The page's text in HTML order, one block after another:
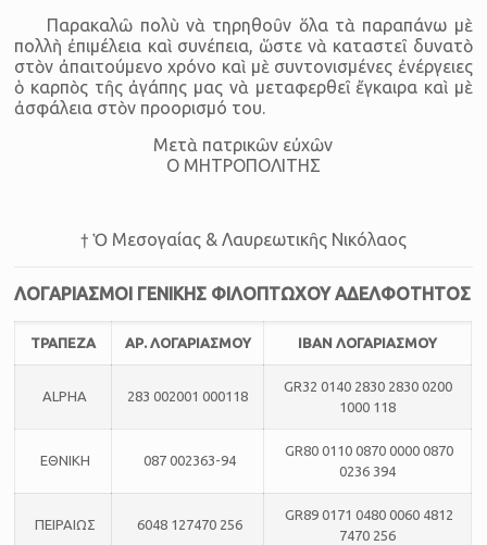
Παρακαλῶ πολὺ νὰ τηρηθοῦν ὅλα τὰ παραπάνω μὲ
πολλὴ ἐπιμέλεια καὶ συνέπεια, ὥστε νὰ καταστεῖ δυνατὸ
στὸν ἀπαιτούμενο χρόνο καὶ μὲ συντονι­σμένες ἐνέργειες
ὁ καρπὸς τῆς ἀγάπης μας νὰ μεταφερθεῖ ἔγκαιρα καὶ μὲ
ἀσφάλεια στὸν προορισμό του.
Μετὰ πατρικῶν εὐχῶν
Ο ΜΗΤΡΟΠΟΛΙΤΗΣ
† Ὁ Μεσογαίας & Λαυρεωτικῆς Νικόλαος
ΛΟΓΑΡΙΑΣΜΟΙ ΓΕΝΙΚΗΣ ΦΙΛΟΠΤΩΧΟΥ ΑΔΕΛΦΟΤΗΤΟΣ
ΤΡΑΠΕΖΑ ΑΡ. ΛΟΓΑΡΙΑΣΜΟΥ ΙΒΑΝ ΛΟΓΑΡΙΑΣΜΟΥ
ALPHA 283 002001 000118
GR32 0140 2830 2830 0200
1000 118
ΕΘΝΙΚΗ 087 002363-94
GR80 0110 0870 0000 0870
0236 394
ΠΕΙΡΑΙΩΣ 6048 127470 256
GR89 0171 0480 0060 4812
7470 256